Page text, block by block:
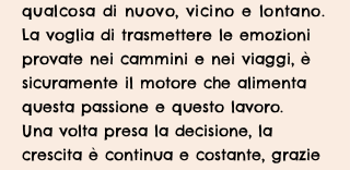
qualcosa di nuovo, vicino e lontano.
La voglia di trasmettere le emozioni
provate nei cammini e nei viaggi, è
sicuramente il motore che alimenta
questa passione e questo lavoro.
Una volta presa la decisione, la
crescita è continua e costante, grazie